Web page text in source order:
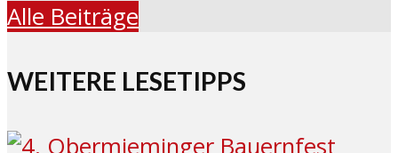
Alle Beiträge
WEITERE LESETIPPS